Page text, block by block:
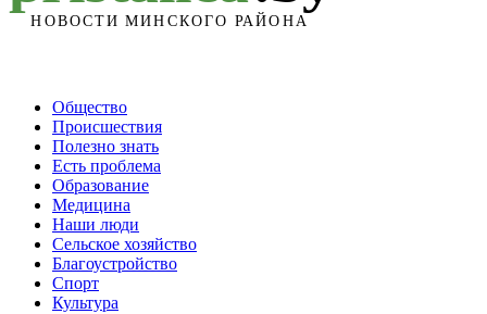
Общество
Происшествия
Полезно знать
Есть проблема
Образование
Медицина
Наши люди
Сельское хозяйство
Благоустройство
Спорт
Культура